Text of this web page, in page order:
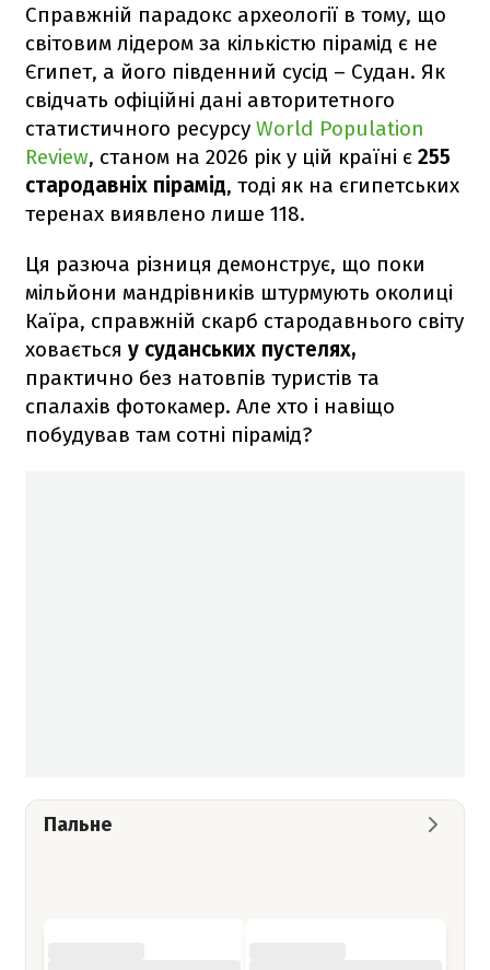
Справжній парадокс археології в тому, що
світовим лідером за кількістю пірамід є не
Єгипет, а його південний сусід – Судан. Як
свідчать офіційні дані авторитетного
статистичного ресурсу World Population
Review, станом на 2026 рік у цій країні є 255
стародавніх пірамід, тоді як на єгипетських
теренах виявлено лише 118.
Ця разюча різниця демонструє, що поки
мільйони мандрівників штурмують околиці
Каїра, справжній скарб стародавнього світу
ховається у суданських пустелях,
практично без натовпів туристів та
спалахів фотокамер. Але хто і навіщо
побудував там сотні пірамід?
Пальне